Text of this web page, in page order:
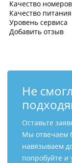
Качество номеров
Качество питания
Уровень сервиса
Добавить отзыв
Не
Оставьте
Мы отвечаем
навязываем
попробуйте и